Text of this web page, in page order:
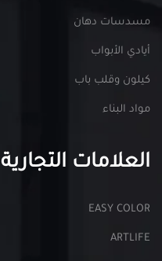
مسدسات دهان
أيادي الأبواب
كيلون وقلب باب
مواد البناء
العلامات التجارية
EASY COLOR
ARTLIFE